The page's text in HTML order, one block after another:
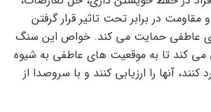
مقاومت در برابر تحت تاثیر قرار گرفتن
عاطفی حمایت می کند. خواص این سنگ
می کند تا به موقعیت های عاطفی به شیوه
آنها را ارزیابی کنند و با سروصدا از